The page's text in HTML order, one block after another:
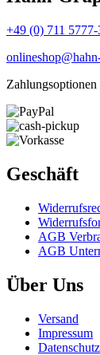
+49 (0) 711 5777-
Zahlungsoptionen
Geschäft
AGB
AGB
Über Uns
Versand
Impressum